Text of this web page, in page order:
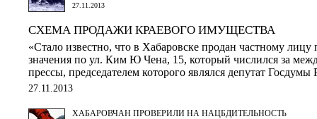
27.11.2013
СХЕМА ПРОДАЖИ КРАЕВОГО ИМУЩЕСТВА
«Стало известно, что в Хабаровске продан частному лицу
значения по ул. Ким Ю Чена, 15, который числился за
прессы, председателем которого являлся депутат
27.11.2013
ХАБАРОВЧАН ПРОВЕРИЛИ НА НАЦБДИТЕЛЬНОСТЬ